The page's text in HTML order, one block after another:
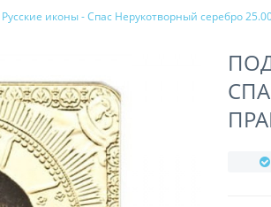
иконы - Спас Нерукотворный серебро